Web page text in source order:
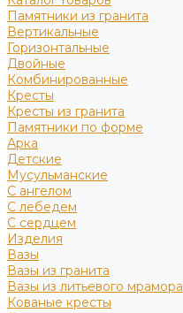
Памятники из гранита
Вертикальные
Горизонтальные
Двойные
Комбинированные
Кресты
Кресты из гранита
Памятники по форме
Арка
Детские
Мусульманские
С ангелом
С лебедем
С сердцем
Изделия
Вазы
Вазы из гранита
Вазы из литьевого мрамора
Кованые кресты